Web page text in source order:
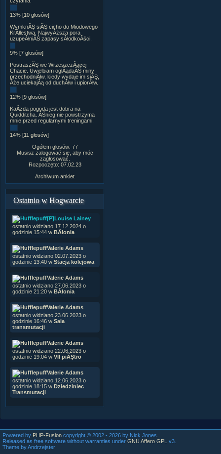
13% [10 głosów]
WymknĂŞ siĂŞ cicho do Miodowego
KrĂłlestwa. NajwyÂższa pora
uzupeÂłniĂŚ zapasy sÂłodkoÂści.
9% [7 głosów]
PostraszĂŞ we WrzeszczÂącej
Chacie. Uwielbiam oglÂądaĂŚ miny
przechodniĂłw, kiedy wydaje im siĂŞ,
Âże uciekajÂą od duchĂłw i upiorĂłw.
12% [9 głosów]
KaÂżda pogoda jest dobra na
Quidditcha. ÂŚnieg nie powstrzyma
mnie przed regularnymi treningami.
14% [11 głosów]
Ogółem głosów: 77
Musisz zalogować się, aby móc
zagłosować.
Rozpoczęto: 07.02.23
Archiwum ankiet
Ostatnio w Hogwarcie
[P]Louise Lainey
ostatnio widziano 17.12.2024 o
godzinie 15:44 w BÂłonia
Valerie Adams
ostatnio widziano 02.07.2023 o
godzinie 13:40 w Stacja kolejowa
Valerie Adams
ostatnio widziano 27.06.2023 o
godzinie 21:20 w BÂłonia
Valerie Adams
ostatnio widziano 23.06.2023 o
godzinie 16:46 w Sala
transmutacji
Valerie Adams
ostatnio widziano 22.06.2023 o
godzinie 19:04 w VII piĂŞtro
Valerie Adams
ostatnio widziano 12.06.2023 o
godzinie 18:15 w Dziedziniec
Transmutacji
Powered by PHP-Fusion copyright © 2002 - 2026 by Nick Jones.
Released as free software without warranties under GNU Affero GPL
v3.
Theme by Andrzejster